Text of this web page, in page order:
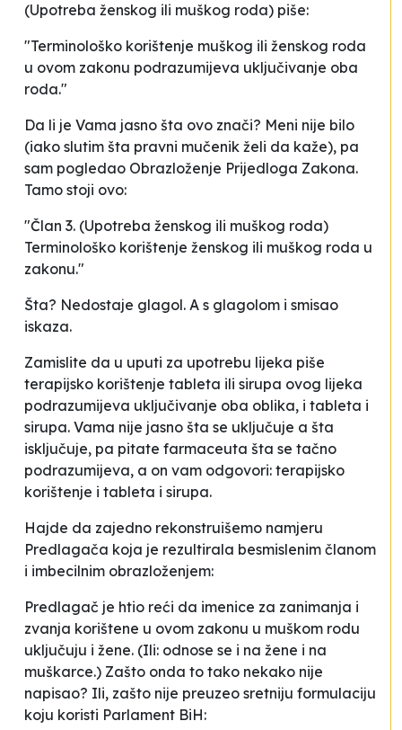
(Upotreba ženskog ili muškog roda) piše:
"Terminološko korištenje muškog ili ženskog roda
u ovom zakonu podrazumijeva uključivanje oba
roda."
Da li je Vama jasno šta ovo znači? Meni nije bilo
(iako slutim šta pravni mučenik želi da kaže), pa
sam pogledao Obrazloženje Prijedloga Zakona.
Tamo stoji ovo:
"Član 3. (Upotreba ženskog ili muškog roda)
Terminološko korištenje ženskog ili muškog roda u
zakonu."
Šta? Nedostaje glagol. A s glagolom i smisao
iskaza.
Zamislite da u uputi za upotrebu lijeka piše
terapijsko korištenje tableta ili sirupa ovog lijeka
podrazumijeva uključivanje oba oblika, i tableta i
sirupa. Vama nije jasno šta se uključuje a šta
isključuje, pa pitate farmaceuta šta se tačno
podrazumijeva, a on vam odgovori: terapijsko
korištenje i tableta i sirupa.
Hajde da zajedno rekonstruišemo namjeru
Predlagača koja je rezultirala besmislenim članom
i imbecilnim obrazloženjem:
Predlagač je htio reći da imenice za zanimanja i
zvanja korištene u ovom zakonu u muškom rodu
uključuju i žene. (Ili: odnose se i na žene i na
muškarce.) Zašto onda to tako nekako nije
napisao? Ili, zašto nije preuzeo sretniju formulaciju
koju koristi Parlament BiH: